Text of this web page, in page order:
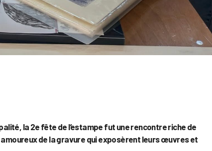
la 2e fête de l’estampe fut une rencontre riche de
de la gravure qui exposèrent leurs œuvres et